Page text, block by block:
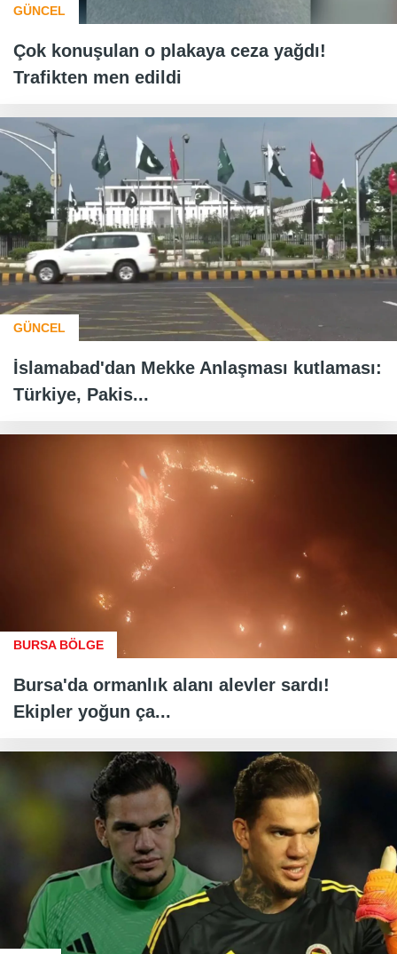
GÜNCEL
Çok konuşulan o plakaya ceza yağdı!
Trafikten men edildi
GÜNCEL
İslamabad'dan Mekke Anlaşması kutlaması:
Türkiye, Pakis...
BURSA BÖLGE
Bursa'da ormanlık alanı alevler sardı!
Ekipler yoğun ça...